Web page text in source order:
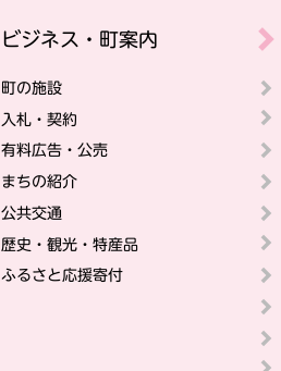
ビジネス・町案内
町の施設
入札・契約
有料広告・公売
まちの紹介
公共交通
歴史・観光・特産品
ふるさと応援寄付